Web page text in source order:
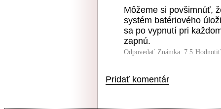
Môžeme si povšimnúť,
systém batériového
sa po vypnutí pri
zapnú.
Odpovedať Známka: 7.5
Pridať komentár